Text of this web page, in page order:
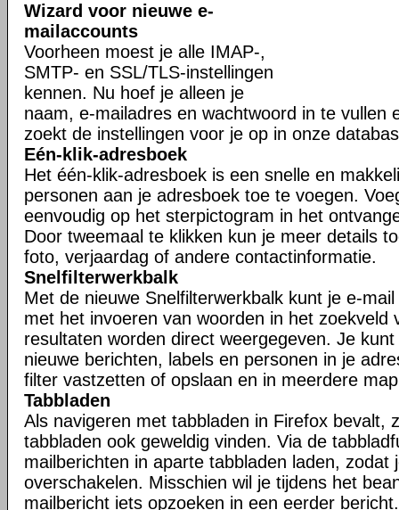
Wizard voor nieuwe e-
mailaccounts
Voorheen moest je alle IMAP-,
SMTP- en SSL/TLS-instellingen
kennen. Nu hoef je alleen je
naam, e-mailadres en wachtwoord in te vullen
zoekt de instellingen voor je op in onze
Eén-klik-adresboek
Het één-klik-adresboek is een snelle en
personen aan je adresboek toe te voegen.
eenvoudig op het sterpictogram in het
Door tweemaal te klikken kun je meer details
foto, verjaardag of andere contactinformatie.
Snelfilterwerkbalk
Met de nieuwe Snelfilterwerkbalk kunt je e-
met het invoeren van woorden in het zoekveld
resultaten worden direct weergegeven. Je
nieuwe berichten, labels en personen in je
filter vastzetten of opslaan en in meerdere
Tabbladen
Als navigeren met tabbladen in Firefox bevalt,
tabbladen ook geweldig vinden. Via de
mailberichten in aparte tabbladen laden, zodat
overschakelen. Misschien wil je tijdens het
mailbericht iets opzoeken in een eerder